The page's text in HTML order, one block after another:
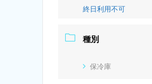
終日利用不可
種別
保冷庫